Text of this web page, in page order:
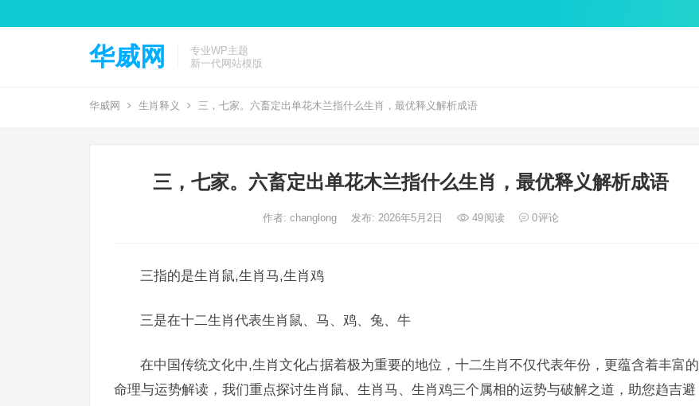
华威网
专业WP主题
新一代网站模版
华威网 生肖释义 三，七家。六畜定出单花木兰指什么生肖，最优释义解析成语
三，七家。六畜定出单花木兰指什么生肖，最优释义解析成语
作者: changlong 发布: 2026年5月2日 49阅读 0评论
三指的是生肖鼠,生肖马,生肖鸡
三是在十二生肖代表生肖鼠、马、鸡、兔、牛
在中国传统文化中,生肖文化占据着极为重要的地位，十二生肖不仅代表年份，更蕴含着丰富的
命理与运势解读，我们重点探讨生肖鼠、生肖马、生肖鸡三个属相的运势与破解之道，助您趋吉避